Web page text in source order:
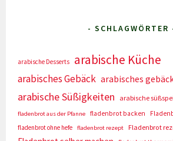
- SCHLAGWÖRTER
arabische Desserts arabische Küche
arabisches Gebäck arabisches
arabische Süßigkeiten arabische
fladenbrot aus der Pfanne fladenbrot backen
fladenbrot ohne hefe
fladenbrot rezept Fladenbrot